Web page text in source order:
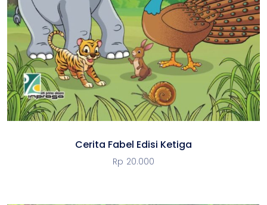
Cerita Fabel Edisi Ketiga
Rp 20.000